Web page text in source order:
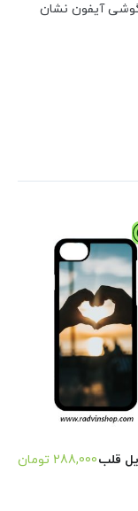
آیفون نشان
قلب288,000 تومان